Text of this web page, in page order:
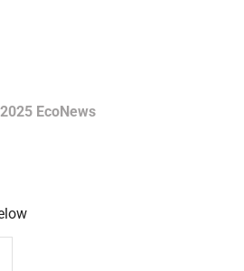
EcoNews